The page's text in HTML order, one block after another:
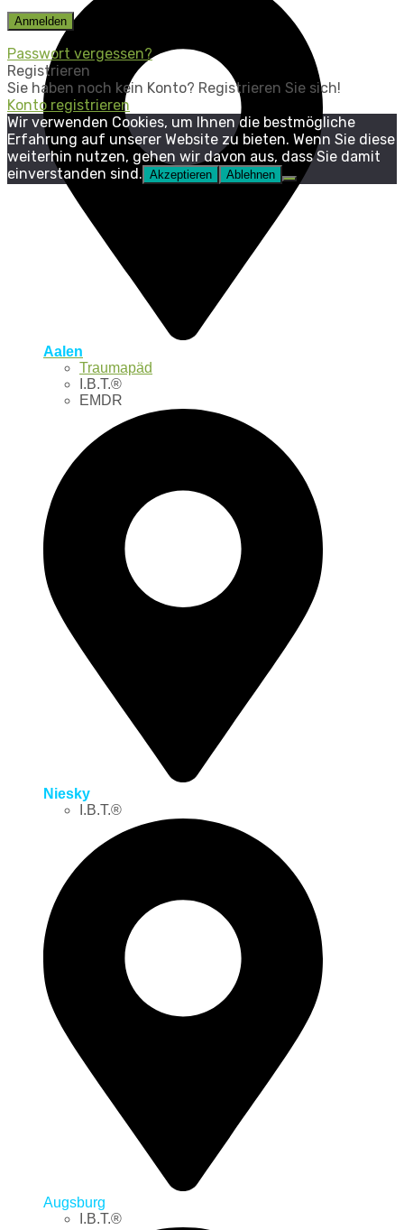
Aalen
Traumapäd
I.B.T.®
EMDR
Niesky
I.B.T.®
Augsburg
I.B.T.®
Passwort vergessen?
Registrieren
Sie haben noch kein Konto? Registrieren Sie sich!
Konto registrieren
Wir verwenden Cookies, um Ihnen die bestmögliche
Erfahrung auf unserer Website zu bieten. Wenn Sie diese
weiterhin nutzen, gehen wir davon aus, dass Sie damit
einverstanden sind. Akzeptieren Ablehnen